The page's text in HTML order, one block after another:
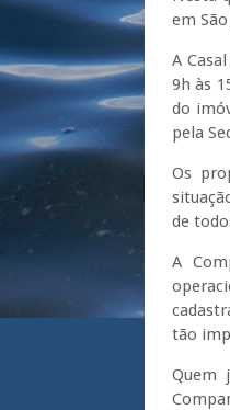
em
A
9h às
do
pela
Os
de
A
tão
Quem